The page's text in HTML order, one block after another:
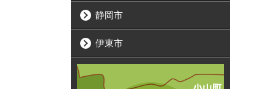
静岡市
伊東市